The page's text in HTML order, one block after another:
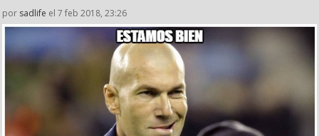
por sadlife el 7 feb 2018, 23:26